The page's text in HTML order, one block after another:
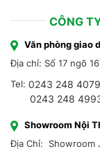
CÔNG
Văn phòng giao
Địa chỉ: Số 17 ngõ
Tel: 0243 248 4079
0243 248
Showroom Nội
Địa Chỉ: Showroom